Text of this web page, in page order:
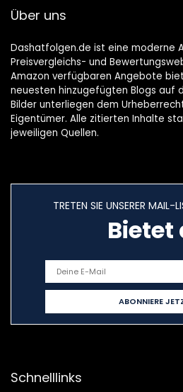
Über uns
Dashatfolgen.de ist eine moderne
Preisvergleichs- und
Amazon verfügbaren Angebote
neuesten hinzugefügten Blogs auf
Bilder unterliegen dem
Eigentümer. Alle zitierten Inhalte
jeweiligen Quellen.
TRETEN SIE UNSERER MAIL-
Bietet
Schnelllinks